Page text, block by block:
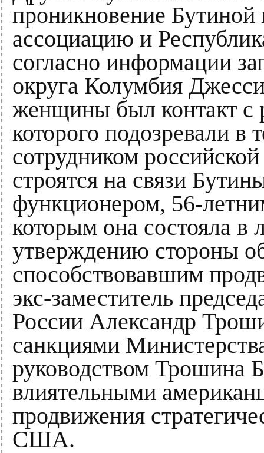
проникновение
ассоциацию и
согласно информации
округа Колумбия
женщины был контакт с
которого подозревали
сотрудником
строятся на связи
функционером, 56-
которым она состояла
утверждению стороны
способствовавшим
экс-заместитель
России Александр
санкциями
руководством Трошина
влиятельными
продвижения
США.